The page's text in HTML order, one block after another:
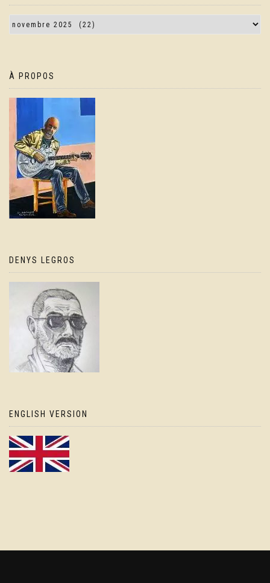
À PROPOS
DENYS LEGROS
ENGLISH VERSION